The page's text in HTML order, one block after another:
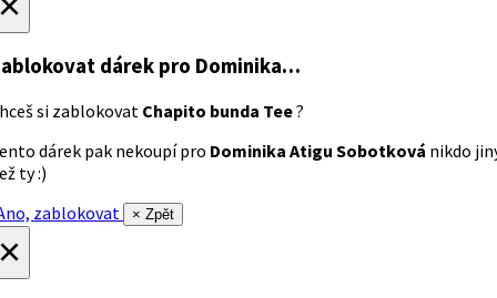
dárek pro Dominika…
si zablokovat Chapito bunda Tee?
dárek pak nekoupí pro Dominika Atigu Sobotková nikdo
ty :)
zablokovat
× Zpět